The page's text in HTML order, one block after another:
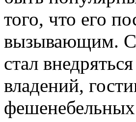
того, что его
вызывающим.
стал
владений,
фешенебельных